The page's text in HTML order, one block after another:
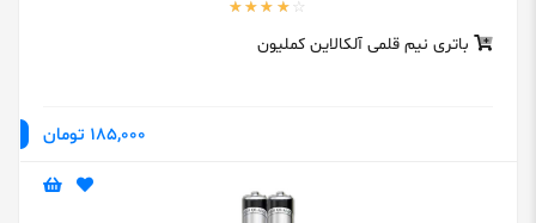
باتری نیم قلمی آلکالاین کملیون
185,000 تومان